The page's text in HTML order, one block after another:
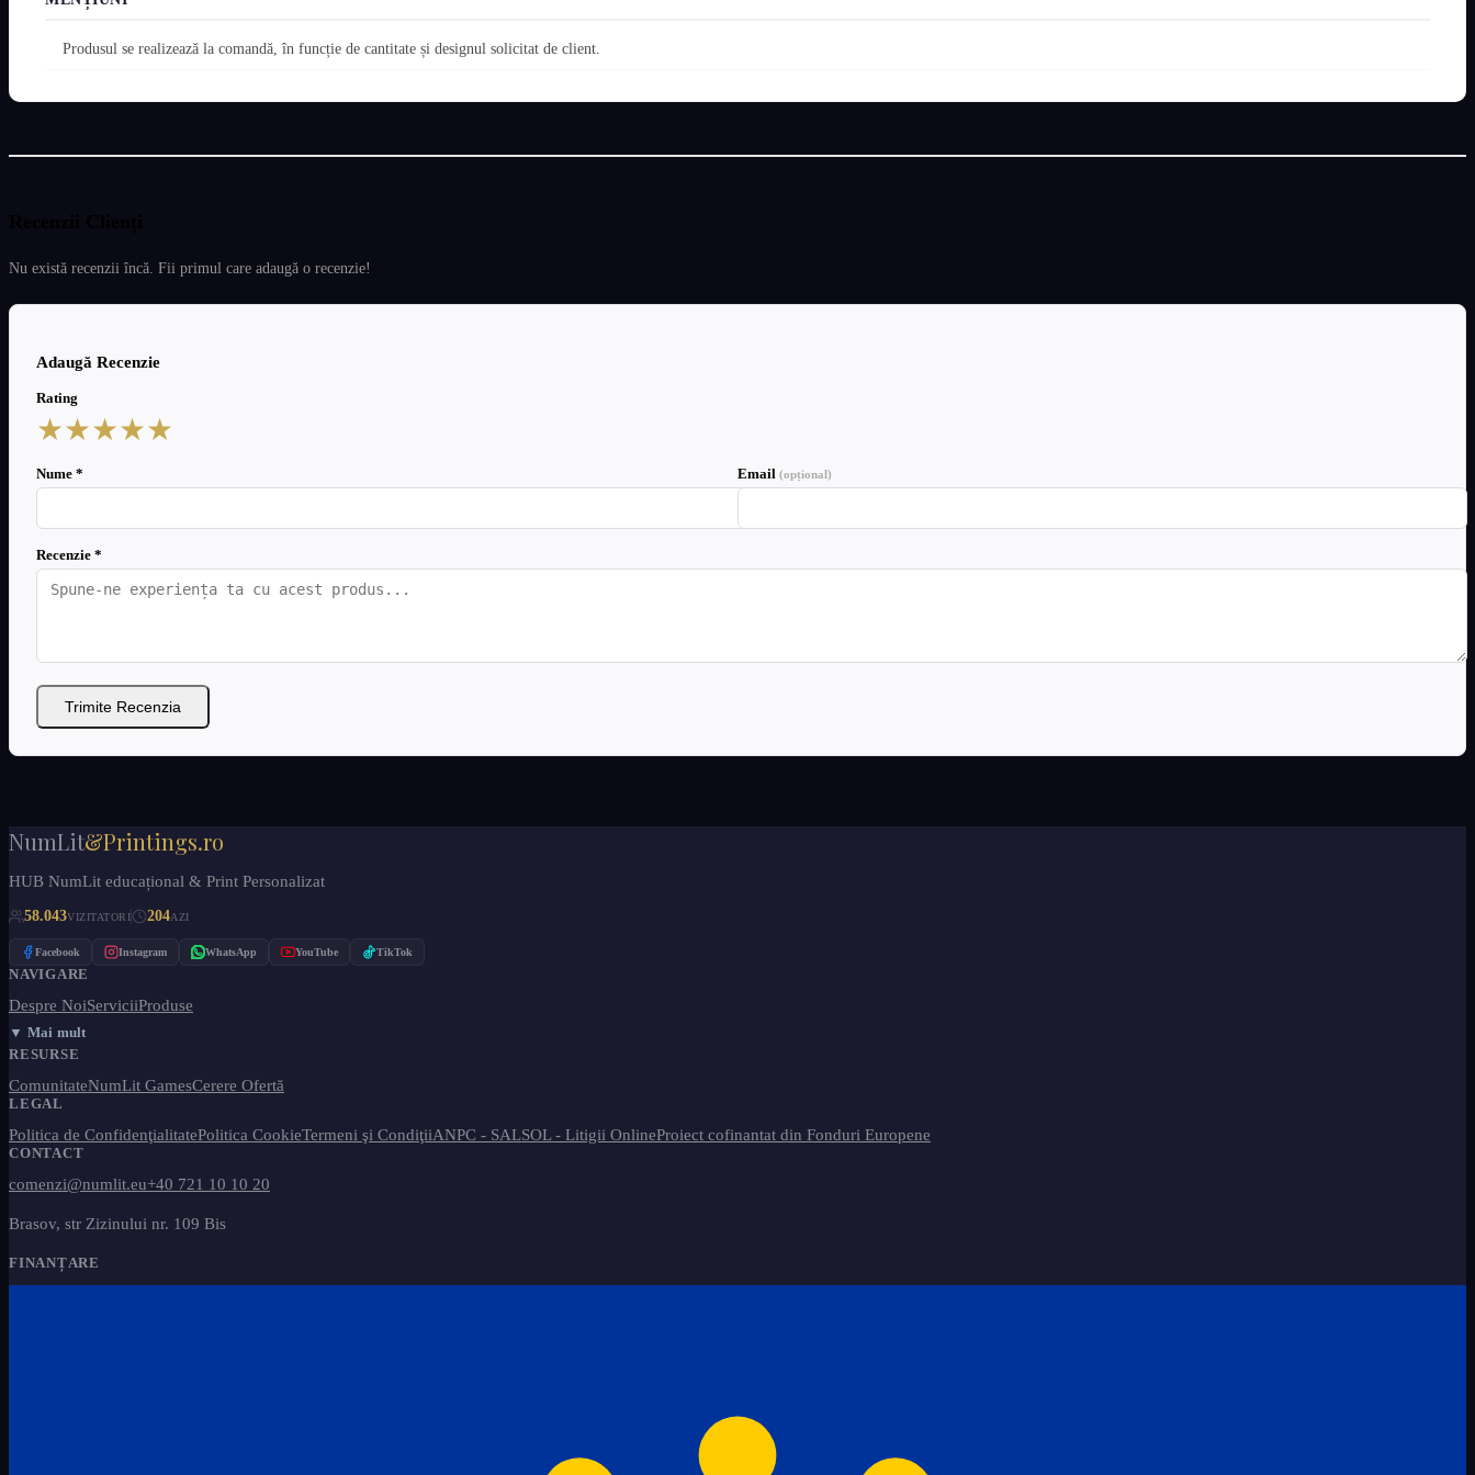
Produsul se realizează la comandă, în funcție de cantitate și designul solicitat de client.
Nu există recenzii încă. Fii primul care adaugă o recenzie!
Adaugă Recenzie
Rating
★
★
★
★
★
Nume * Email (opțional)
Recenzie *
Trimite Recenzia
NumLit&Printings.ro
HUB NumLit educațional & Print Personalizat
58.043VIZITATORI 204AZI
Facebook Instagram WhatsApp YouTube TikTok
NAVIGARE
Despre NoiServiciiProduse
▼ Mai mult
RESURSE
ComunitateNumLit GamesCerere Ofertă
LEGAL
Politica de ConfidenţialitatePolitica CookieTermeni şi CondiţiiANPC - SALSOL - Litigii OnlineProiect cofinantat din Fonduri Europene
CONTACT
comenzi@numlit.eu+40 721 10 10 20
Brasov, str Zizinului nr. 109 Bis
FINANȚARE